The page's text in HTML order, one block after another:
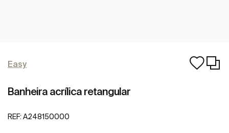
Easy
Banheira acrílica retangular
REF: A248150000